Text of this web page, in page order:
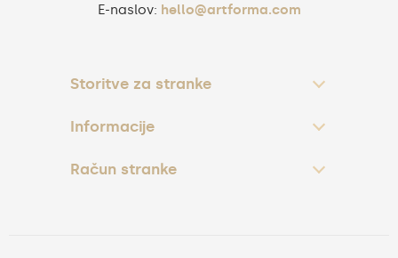
E-naslov: hello@artforma.com
Storitve za stranke
Informacije
Račun stranke